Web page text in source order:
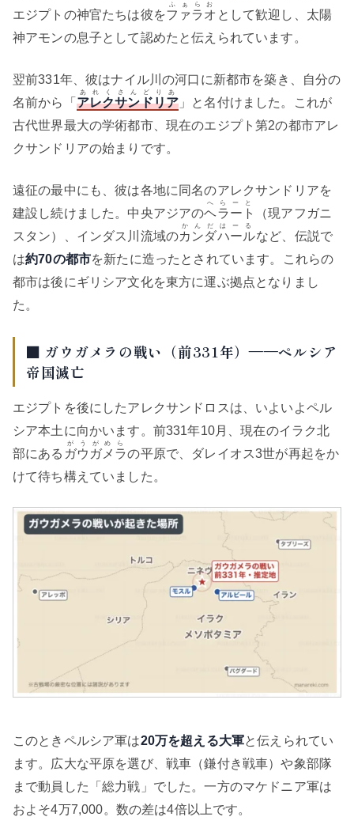
エジプトの神官たちは彼をファラオ
ふぁらお
として歓迎し、太陽
神アモンの息子として認めたと伝えられています。
翌前331年、彼はナイル川の河口に新都市を築き、自分の
名前から「 アレクサンドリア
あれくさんどりあ
」と名付けました。これが
古代世界最大の学術都市、現在のエジプト第2の都市アレ
クサンドリアの始まりです。
遠征の最中にも、彼は各地に同名のアレクサンドリアを
建設し続けました。中央アジアのヘラート
へらーと
（現アフガニ
スタン）、インダス川流域のカンダハール
かんだはーる
など、伝説で
は約70の都市を新たに造ったとされています。これらの
都市は後にギリシア文化を東方に運ぶ拠点となりまし
た。
■ ガウガメラの戦い（前331年）——ペルシア
帝国滅亡
エジプトを後にしたアレクサンドロスは、いよいよペル
シア本土に向かいます。前331年10月、現在のイラク北
部にある ガウガメラ
がうがめら
の平原で、ダレイオス3世が再起をか
けて待ち構えていました。
このときペルシア軍は20万を超える大軍と伝えられてい
ます。広大な平原を選び、戦車（鎌付き戦車）や象部隊
まで動員した「総力戦」でした。一方のマケドニア軍は
およそ4万7,000。数の差は4倍以上です。